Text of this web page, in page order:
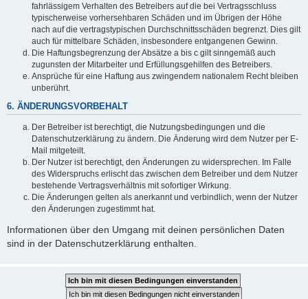
fahrlässigem Verhalten des Betreibers auf die bei Vertragsschluss
typischerweise vorhersehbaren Schäden und im Übrigen der Höhe
nach auf die vertragstypischen Durchschnittsschäden begrenzt. Dies gilt
auch für mittelbare Schäden, insbesondere entgangenen Gewinn.
Die Haftungsbegrenzung der Absätze a bis c gilt sinngemäß auch
zugunsten der Mitarbeiter und Erfüllungsgehilfen des Betreibers.
Ansprüche für eine Haftung aus zwingendem nationalem Recht bleiben
unberührt.
6. ÄNDERUNGSVORBEHALT
Der Betreiber ist berechtigt, die Nutzungsbedingungen und die
Datenschutzerklärung zu ändern. Die Änderung wird dem Nutzer per E-
Mail mitgeteilt.
Der Nutzer ist berechtigt, den Änderungen zu widersprechen. Im Falle
des Widerspruchs erlischt das zwischen dem Betreiber und dem Nutzer
bestehende Vertragsverhältnis mit sofortiger Wirkung.
Die Änderungen gelten als anerkannt und verbindlich, wenn der Nutzer
den Änderungen zugestimmt hat.
Informationen über den Umgang mit deinen persönlichen Daten
sind in der Datenschutzerklärung enthalten.